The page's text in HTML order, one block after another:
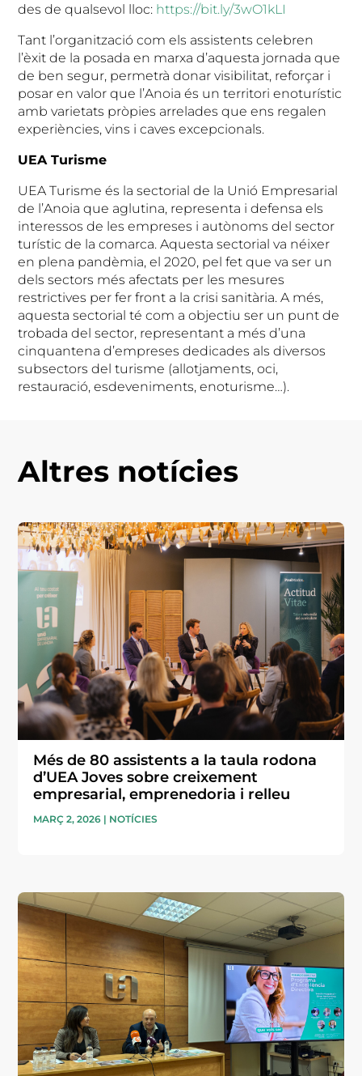
des de qualsevol lloc: https://bit.ly/3wO1kLI
Tant l’organització com els assistents celebren
l’èxit de la posada en marxa d’aquesta jornada que
de ben segur, permetrà donar visibilitat, reforçar i
posar en valor que l’Anoia és un territori enoturístic
amb varietats pròpies arrelades que ens regalen
experiències, vins i caves excepcionals.
UEA Turisme
UEA Turisme és la sectorial de la Unió Empresarial
de l’Anoia que aglutina, representa i defensa els
interessos de les empreses i autònoms del sector
turístic de la comarca. Aquesta sectorial va néixer
en plena pandèmia, el 2020, pel fet que va ser un
dels sectors més afectats per les mesures
restrictives per fer front a la crisi sanitària. A més,
aquesta sectorial té com a objectiu ser un punt de
trobada del sector, representant a més d’una
cinquantena d’empreses dedicades als diversos
subsectors del turisme (allotjaments, oci,
restauració, esdeveniments, enoturisme…).
Altres notícies
Més de 80 assistents a la taula rodona
d’UEA Joves sobre creixement
empresarial, emprenedoria i relleu
MARÇ 2, 2026 | NOTÍCIES